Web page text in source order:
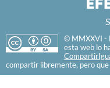
© MMXXVI -
esta web lo
compartir libremente, pero